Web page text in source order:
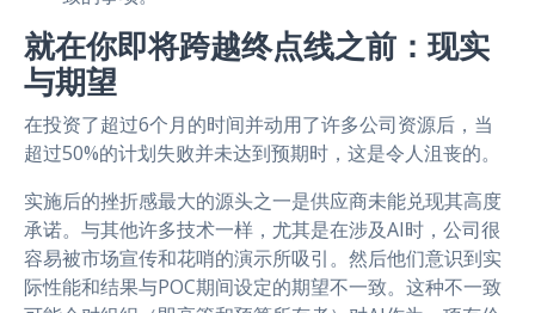
就在你即将跨越终点线之前：现实
与期望
在投资了超过6个月的时间并动用了许多公司资源后，当
超过50%的计划失败并未达到预期时，这是令人沮丧的。
实施后的挫折感最大的源头之一是供应商未能兑现其高度
承诺。与其他许多技术一样，尤其是在涉及AI时，公司很
容易被市场宣传和花哨的演示所吸引。然后他们意识到实
际性能和结果与POC期间设定的期望不一致。这种不一致